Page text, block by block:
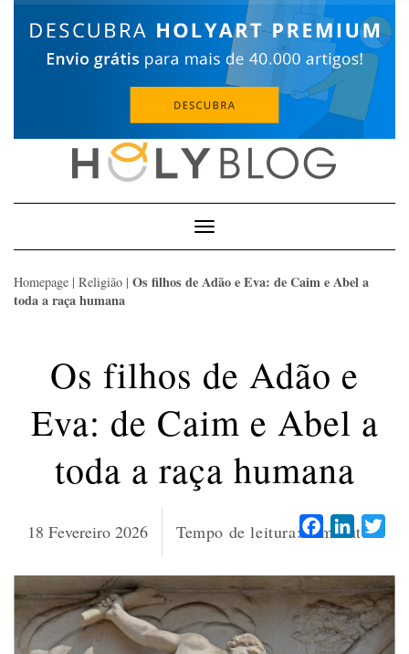
Toggle
Navigation
Homepage | Religião | Os filhos de Adão e Eva: de Caim e Abel a
toda a raça humana
Os filhos de Adão e
Eva: de Caim e Abel a
toda a raça humana
18 Fevereiro 2026 Tempo de leitura: 4 minutos
Facebook